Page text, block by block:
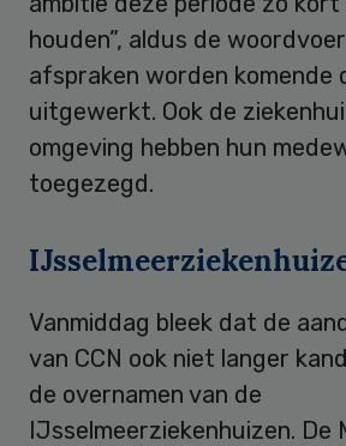
houden”, aldus de
afspraken worden komende
uitgewerkt. Ook de
omgeving hebben hun
toegezegd.
Vanmiddag bleek dat de
van CCN ook niet langer
de overnamen van de
IJsselmeerziekenhuizen. De